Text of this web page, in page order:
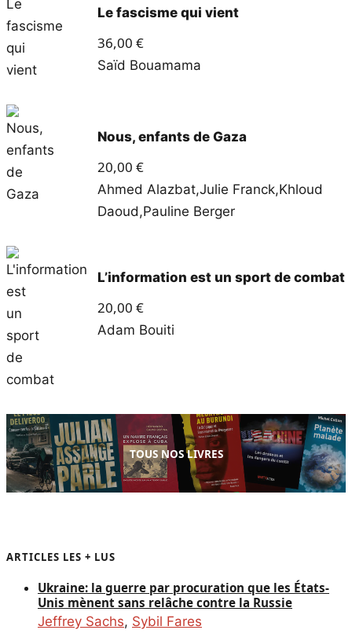
Le fascisme qui vient
36,00 €
Saïd Bouamama
Nous, enfants de Gaza
20,00 €
Ahmed Alazbat,Julie Franck,Khloud
Daoud,Pauline Berger
L’information est un sport de combat
20,00 €
Adam Bouiti
TOUS NOS LIVRES
ARTICLES LES + LUS
Ukraine: la guerre par procuration que les États-
Unis mènent sans relâche contre la Russie
Jeffrey Sachs, Sybil Fares